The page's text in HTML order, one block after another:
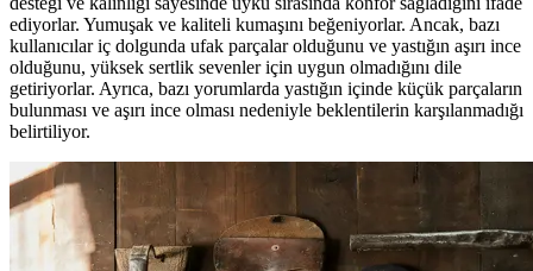
ediyorlar. Yumuşak ve kaliteli kumaşını beğeniyorlar. Ancak, bazı
kullanıcılar iç dolgunda ufak parçalar olduğunu ve yastığın aşırı ince
olduğunu, yüksek sertlik sevenler için uygun olmadığını dile
getiriyorlar. Ayrıca, bazı yorumlarda yastığın içinde küçük parçaların
bulunması ve aşırı ince olması nedeniyle beklentilerin karşılanmadığı
belirtiliyor.